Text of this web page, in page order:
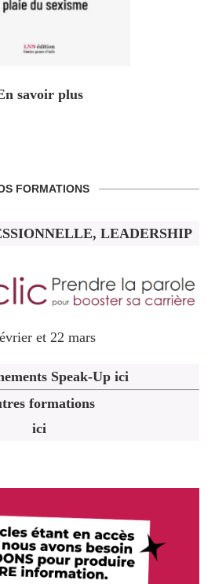
savoir plus
FORMATIONS
LEADERSHIP
et 22 mars
Speak-Up ici
formations
ici